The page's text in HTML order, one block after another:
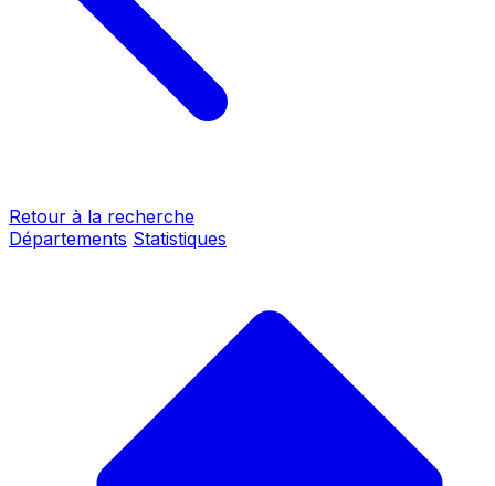
Retour à la recherche
Départements Statistiques